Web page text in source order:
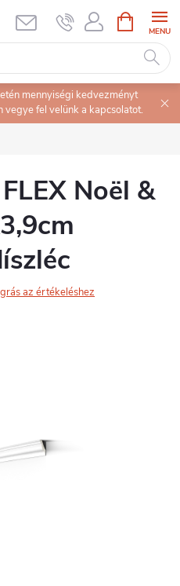
KOSÁR
mennyiségi kedvezményt
vegye fel velünk a kapcsolatot.
Noël &
az értékeléshez